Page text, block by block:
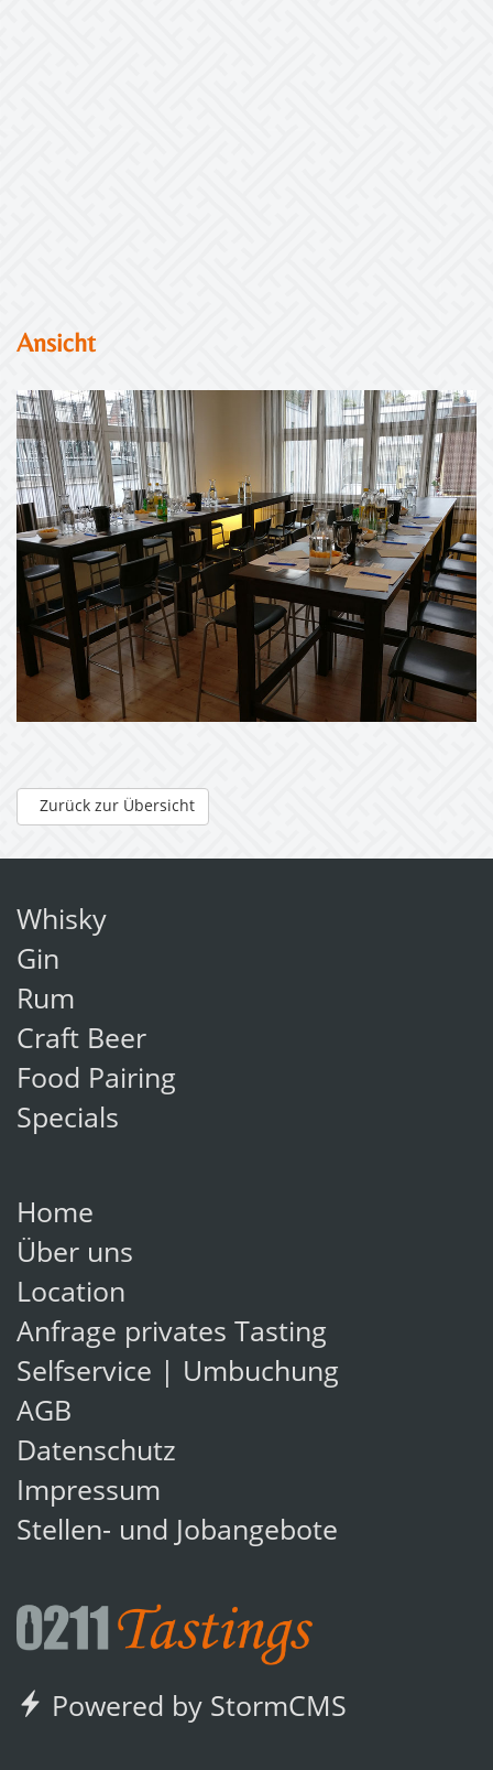
Ansicht
Zurück zur Übersicht
Whisky
Gin
Rum
Craft Beer
Food Pairing
Specials
Home
Über uns
Location
Anfrage privates Tasting
Selfservice | Umbuchung
AGB
Datenschutz
Impressum
Stellen- und Jobangebote
Powered by StormCMS